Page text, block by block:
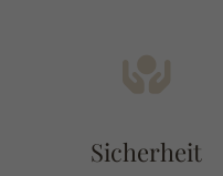
Sicherheit